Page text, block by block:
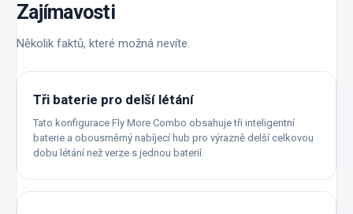
Zajímavosti
Několik faktů, které možná nevíte.
Tři baterie pro delší létání
Tato konfigurace Fly More Combo obsahuje tři inteligentní
baterie a obousměrný nabíjecí hub pro výrazně delší celkovou
dobu létání než verze s jednou baterií.